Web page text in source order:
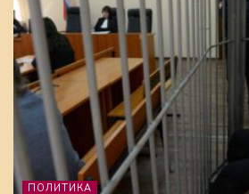
ПОЛИТИКА